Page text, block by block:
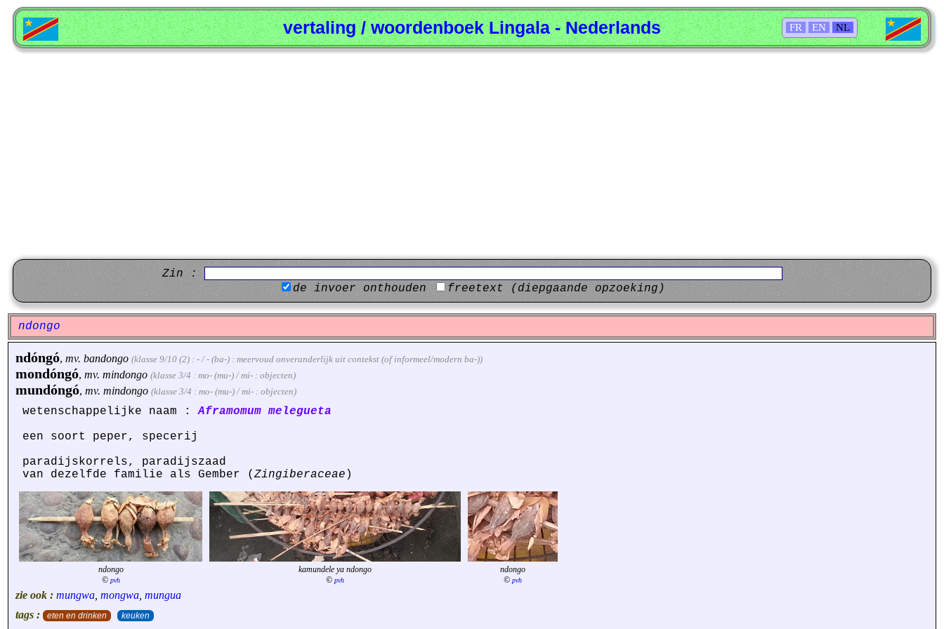
FR EN NL
vertaling / woordenboek Lingala - Nederlands
Zin :
de invoer onthouden
freetext (diepgaande opzoeking)
ndongo
ndóngó, mv. bandongo (klasse 9/10 (2) : - / - (ba-) : meervoud onveranderlijk uit contekst (of informeel/modern ba-))
mondóngó, mv. mindongo (klasse 3/4 : mo- (mu-) / mi- : objecten)
mundóngó, mv. mindongo (klasse 3/4 : mo- (mu-) / mi- : objecten)
wetenschappelijke naam :Aframomum melegueta
een soort peper, specerij
paradijskorrels, paradijszaad
van dezelfde familie als Gember (Zingiberaceae )
ndongo
© pvh
kamundele ya ndongo
© pvh
ndongo
© pvh
zie ook : mungwa mongwa mungua
tags :
eten en drinken keuken